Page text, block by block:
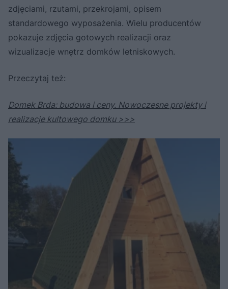
zdjęciami, rzutami, przekrojami, opisem
standardowego wyposażenia. Wielu producentów
pokazuje zdjęcia gotowych realizacji oraz
wizualizacje wnętrz domków letniskowych.
Przeczytaj też:
Domek Brda: budowa i ceny. Nowoczesne projekty i
realizacje kultowego domku >>>